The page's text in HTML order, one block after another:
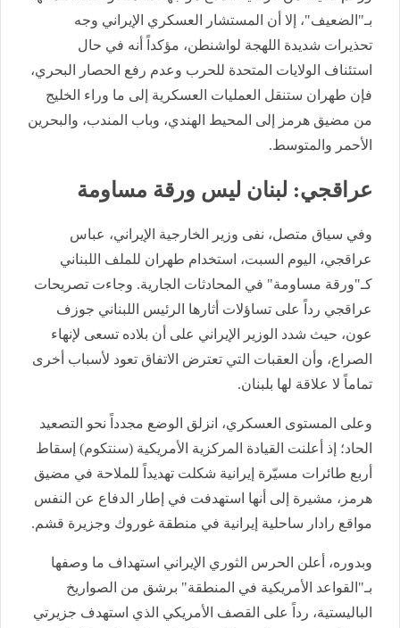
بـ"الضعيف"، إلا أن المستشار العسكري الإيراني وجه
تحذيرات شديدة اللهجة لواشنطن، مؤكداً أنه في حال
استئناف الولايات المتحدة للحرب وعدم رفع الحصار البحري،
فإن طهران ستنقل العمليات العسكرية إلى ما وراء الخليج
من مضيق هرمز إلى المحيط الهندي، وباب المندب، والبحرين
الأحمر والمتوسط.
​عراقجي: لبنان ليس ورقة مساومة
​وفي سياق متصل، نفى وزير الخارجية الإيراني، عباس
عراقجي، اليوم السبت، استخدام طهران للملف اللبناني
كـ"ورقة مساومة" في المحادثات الجارية. وجاءت تصريحات
عراقجي رداً على تساؤلات أثارها الرئيس اللبناني جوزف
عون، حيث شدد الوزير الإيراني على أن بلاده تسعى لإنهاء
الصراع، وأن العقبات التي تعترض الاتفاق تعود لأسباب أخرى
تماماً لا علاقة لها بلبنان.
وعلى المستوى العسكري، انزلق الوضع مجدداً نحو التصعيد
الحاد؛ إذ أعلنت القيادة المركزية الأمريكية (سنتكوم) إسقاط
أربع طائرات مسيّرة إيرانية شكلت تهديداً للملاحة في مضيق
هرمز، مشيرة إلى أنها استهدفت في إطار الدفاع عن النفس
مواقع رادار ساحلية إيرانية في منطقة غوروك وجزيرة قشم.
وبدوره، أعلن الحرس الثوري الإيراني استهداف ما وصفها
بـ"القواعد الأمريكية في المنطقة" برشق من الصواريخ
الباليستية، رداً على القصف الأمريكي الذي استهدف جزيرتي